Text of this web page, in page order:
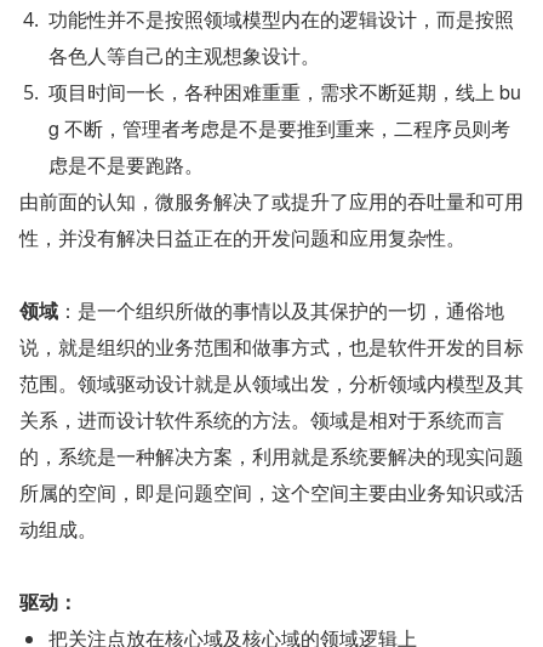
功能性并不是按照领域模型内在的逻辑设计，而是按照
各色人等自己的主观想象设计。
项目时间一长，各种困难重重，需求不断延期，线上 bu
g 不断，管理者考虑是不是要推到重来，二程序员则考
虑是不是要跑路。
由前面的认知，微服务解决了或提升了应用的吞吐量和可用
性，并没有解决日益正在的开发问题和应用复杂性。
领域 ：是一个组织所做的事情以及其保护的一切，通俗地
说，就是组织的业务范围和做事方式，也是软件开发的目标
范围。领域驱动设计就是从领域出发，分析领域内模型及其
关系，进而设计软件系统的方法。领域是相对于系统而言
的，系统是一种解决方案，利用就是系统要解决的现实问题
所属的空间，即是问题空间，这个空间主要由业务知识或活
动组成。
驱动：
把关注点放在核心域及核心域的领域逻辑上